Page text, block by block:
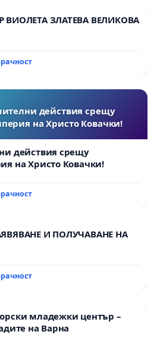
ВИОЛЕТА ЗЛАТЕВА ВЕЛИКОВА
действия срещу
на Христо Ковачки!
действия срещу
на Христо Ковачки!
И ПОЛУЧАВАНЕ НА
младежки център –
на Варна